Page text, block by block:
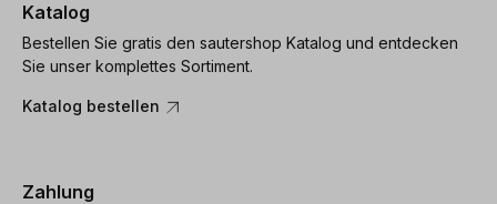
Katalog
Bestellen Sie gratis den sautershop Katalog und entdecken
Sie unser komplettes Sortiment.
Katalog bestellen
Zahlung